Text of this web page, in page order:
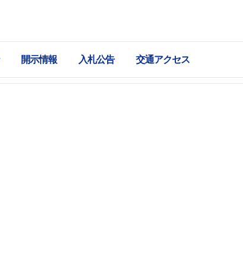
開示情報 入札公告 交通アクセス